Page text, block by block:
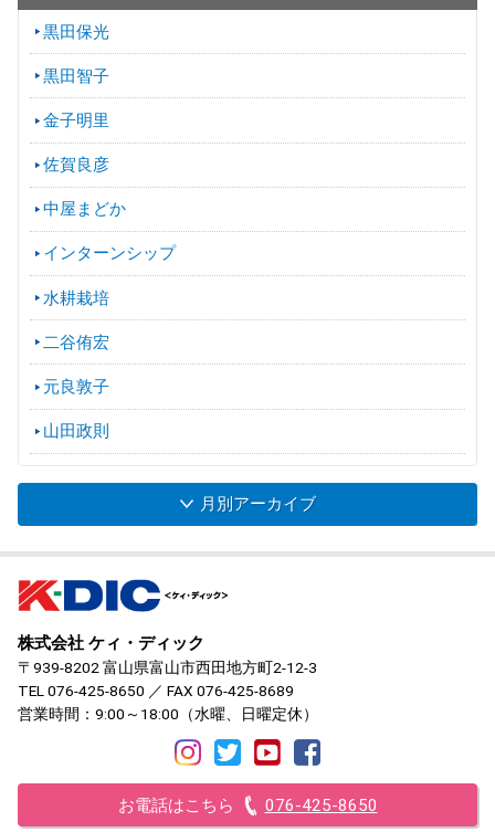
黒田保光
黒田智子
金子明里
佐賀良彦
中屋まどか
インターンシップ
水耕栽培
二谷侑宏
元良敦子
山田政則
月別アーカイブ
株式会社 ケィ・ディック
〒939-8202 富山県富山市西田地方町2-12-3
TEL 076-425-8650 ／ FAX 076-425-8689
営業時間：9:00～18:00（水曜、日曜定休）
お電話はこちら 076-425-8650